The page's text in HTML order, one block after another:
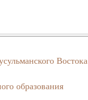
Востока
образования